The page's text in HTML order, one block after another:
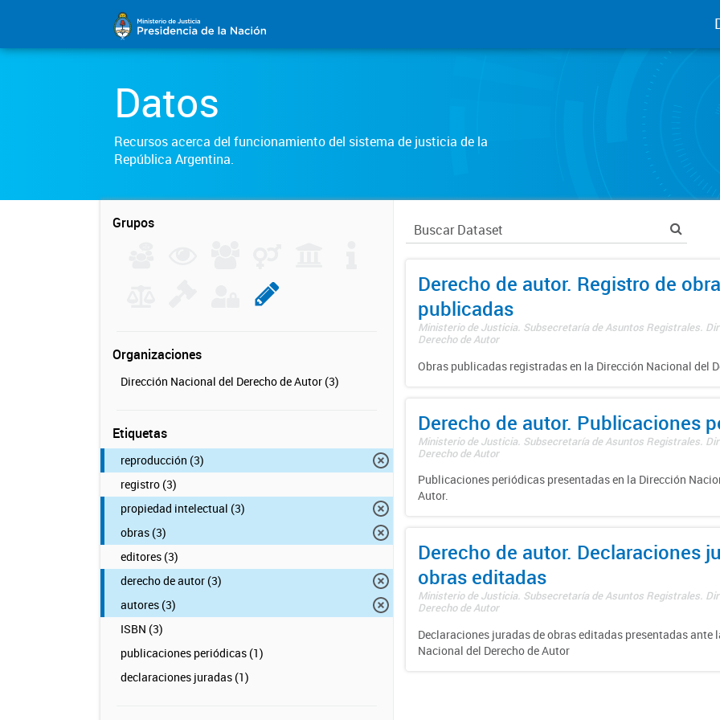
Datos
Recursos acerca del funcionamiento del sistema de justicia de la
República Argentina.
Grupos
Organizaciones
Dirección Nacional del Derecho de Autor (3)
Etiquetas
reproducción (3)
registro (3)
propiedad intelectual (3)
obras (3)
editores (3)
derecho de autor (3)
autores (3)
ISBN (3)
publicaciones periódicas (1)
declaraciones juradas (1)
Derecho de autor. Registro de
publicadas
Ministerio de Justicia. Subsecretaría de Asuntos Registrales.
Derecho de Autor
Obras publicadas registradas en la Dirección Nacional del
Derecho de autor. Publicaciones
Ministerio de Justicia. Subsecretaría de Asuntos Registrales.
Derecho de Autor
Publicaciones periódicas presentadas en la Dirección
Autor.
Derecho de autor. Declaraciones
obras editadas
Ministerio de Justicia. Subsecretaría de Asuntos Registrales.
Derecho de Autor
Declaraciones juradas de obras editadas presentadas ante
Nacional del Derecho de Autor